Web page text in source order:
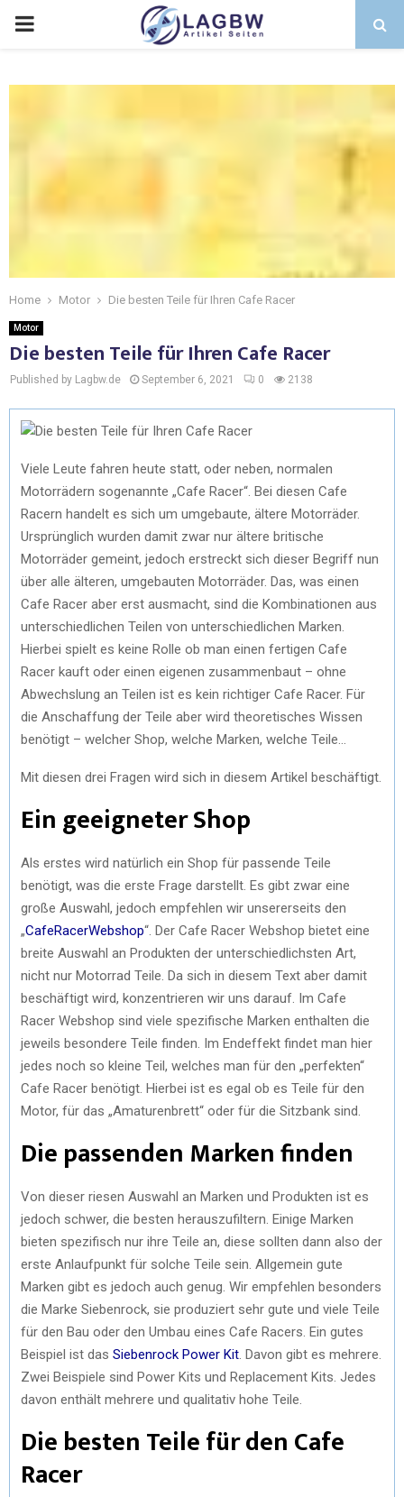
Home Motor Die besten Teile für Ihren Cafe Racer
Motor
Die besten Teile für Ihren Cafe Racer
Published by Lagbw.de September 6, 2021 0 2138
Viele Leute fahren heute statt, oder neben, normalen
Motorrädern sogenannte „Cafe Racer“. Bei diesen Cafe
Racern handelt es sich um umgebaute, ältere Motorräder.
Ursprünglich wurden damit zwar nur ältere britische
Motorräder gemeint, jedoch erstreckt sich dieser Begriff nun
über alle älteren, umgebauten Motorräder. Das, was einen
Cafe Racer aber erst ausmacht, sind die Kombinationen aus
unterschiedlichen Teilen von unterschiedlichen Marken.
Hierbei spielt es keine Rolle ob man einen fertigen Cafe
Racer kauft oder einen eigenen zusammenbaut – ohne
Abwechslung an Teilen ist es kein richtiger Cafe Racer. Für
die Anschaffung der Teile aber wird theoretisches Wissen
benötigt – welcher Shop, welche Marken, welche Teile…
Mit diesen drei Fragen wird sich in diesem Artikel beschäftigt.
Ein geeigneter Shop
Als erstes wird natürlich ein Shop für passende Teile
benötigt, was die erste Frage darstellt. Es gibt zwar eine
große Auswahl, jedoch empfehlen wir unsererseits den
„CafeRacerWebshop“. Der Cafe Racer Webshop bietet eine
breite Auswahl an Produkten der unterschiedlichsten Art,
nicht nur Motorrad Teile. Da sich in diesem Text aber damit
beschäftigt wird, konzentrieren wir uns darauf. Im Cafe
Racer Webshop sind viele spezifische Marken enthalten die
jeweils besondere Teile finden. Im Endeffekt findet man hier
jedes noch so kleine Teil, welches man für den „perfekten“
Cafe Racer benötigt. Hierbei ist es egal ob es Teile für den
Motor, für das „Amaturenbrett“ oder für die Sitzbank sind.
Die passenden Marken finden
Von dieser riesen Auswahl an Marken und Produkten ist es
jedoch schwer, die besten herauszufiltern. Einige Marken
bieten spezifisch nur ihre Teile an, diese sollten dann also der
erste Anlaufpunkt für solche Teile sein. Allgemein gute
Marken gibt es jedoch auch genug. Wir empfehlen besonders
die Marke Siebenrock, sie produziert sehr gute und viele Teile
für den Bau oder den Umbau eines Cafe Racers. Ein gutes
Beispiel ist das Siebenrock Power Kit . Davon gibt es mehrere.
Zwei Beispiele sind Power Kits und Replacement Kits. Jedes
davon enthält mehrere und qualitativ hohe Teile.
Die besten Teile für den Cafe
Racer